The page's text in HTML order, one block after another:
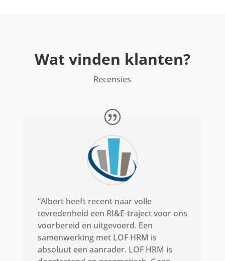
Wat vinden klanten?
Recensies
“Albert heeft recent naar volle
tevredenheid een RI&E-traject voor ons
voorbereid en uitgevoerd. Een
samenwerking met LOF HRM is
absoluut een aanrader. LOF HRM is